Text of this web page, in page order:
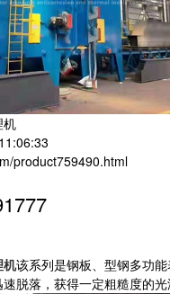
机
product759490.html
机该系列是钢板、型钢多功
脱落，获得一定粗糙度的